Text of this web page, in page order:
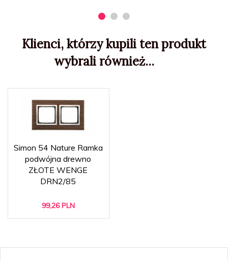
Klienci, którzy kupili ten produkt
wybrali również...
Simon 54 Nature Ramka
podwójna drewno
ZŁOTE WENGE
DRN2/85
99,26 PLN